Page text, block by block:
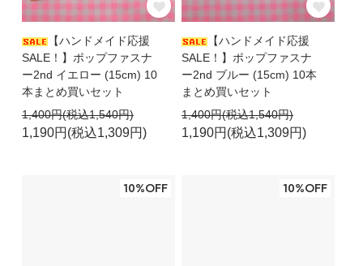
【ハンドメイド応援
SALE！】ポップファスナ
ー2nd イエロー (15cm) 10
本まとめ買いセット
1,400円(税込1,540円)
1,190円(税込1,309円)
【ハンドメイド応援
SALE！】ポップファスナ
ー2nd ブルー (15cm) 10本
まとめ買いセット
1,400円(税込1,540円)
1,190円(税込1,309円)
10%OFF 10%OFF